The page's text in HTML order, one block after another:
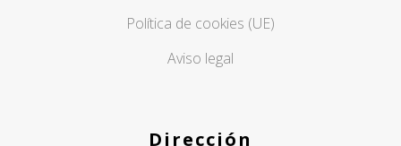
Política de cookies (UE)
Aviso legal
Dirección